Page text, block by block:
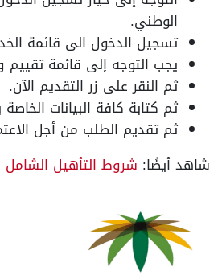
الوطني.
تسجيل الدخول الى قائمة
يجب التوجه إلى قائمة تقييم
ثم النقر على زر التقديم الآن.
ثم كتابة كافة البيانات
ثم تقديم الطلب من أجل
شاهد أيضًا: شروط التأهيل الشامل